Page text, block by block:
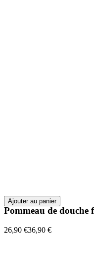
Ajouter au panier
Pommeau de
26,90 €36,90 €